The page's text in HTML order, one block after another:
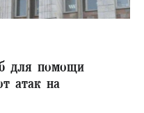
для помощи
атак на